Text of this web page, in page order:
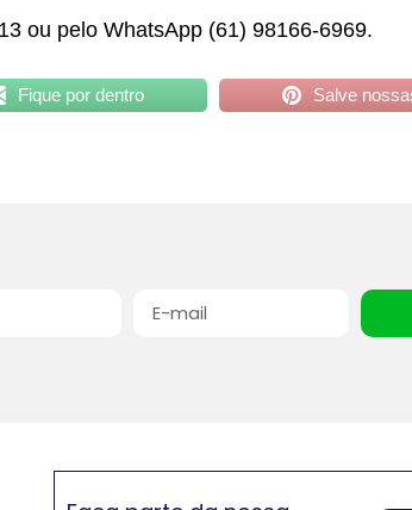
ou pelo WhatsApp (61) 98166-6969.
Fique por dentro Salve